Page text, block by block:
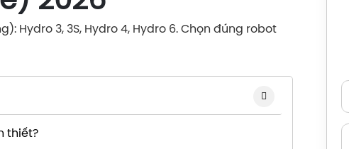
Hydro 3, 3S, Hydro 4, Hydro 6. Chọn đúng robot
thiết?